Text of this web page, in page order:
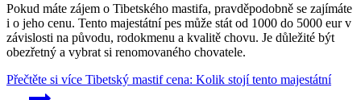
Pokud máte zájem o Tibetského mastifa, pravděpodobně se zajímáte
i o jeho cenu. Tento majestátní pes může stát od 1000 do 5000 eur v
závislosti na původu, rodokmenu a kvalitě chovu. Je důležité být
obezřetný a vybrat si renomovaného chovatele.
Přečtěte si více Tibetský mastif cena: Kolik stojí tento majestátní